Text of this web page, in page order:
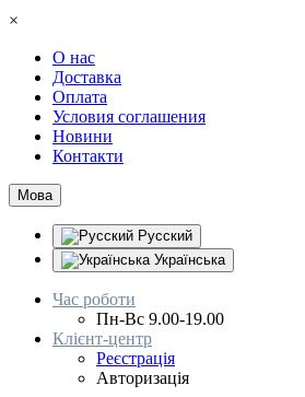
×
О нас
Доставка
Оплата
Условия соглашения
Новини
Контакти
Мова
Русский
Українська
Час роботи
Пн-Вс 9.00-19.00
Клієнт-центр
Реєстрація
Авторизація